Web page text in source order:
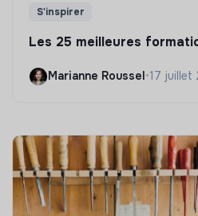
S'inspirer
Les 25 meilleures
Marianne Roussel •17 juillet